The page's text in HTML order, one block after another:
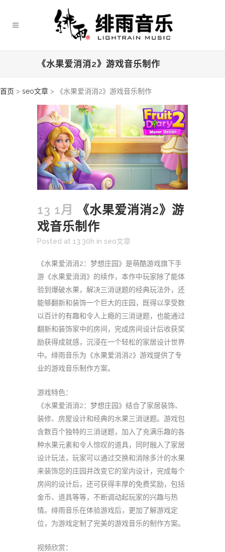
《水果爱消消2》游戏音乐制作
首页 > seo文章 > 《水果爱消消2》游戏音乐制作
13 1月
《水果爱消消2》游
戏音乐制作
Posted at 13:30h in seo文章
《水果爱消消2：梦想庄园》是萌酷游戏旗下手
游《水果爱消消》的续作，本作中玩家除了能体
验到爆破水果，解决三消谜题的经典玩法外，还
能够翻新和装饰一个巨大的庄园，既得以享受数
以百计的有趣和令人上瘾的三消谜题，也能通过
翻新和装饰家中的房间，完成房间设计后收获奖
励获得成就感，沉浸在一个轻松的家居设计世界
中。绯雨音乐为《水果爱消消2》游戏提供了专
业的游戏音乐制作方案。
游戏特色：
《水果爱消消2：梦想庄园》结合了家居装饰、
装修、房屋设计和经典的水果三消谜题。游戏包
含数百个独特的三消谜题，加入了充满乐趣的各
种水果元素和令人惊叹的道具，同时融入了家居
设计玩法，玩家可以通过交换和消除多汁的水果
来装饰您的庄园并改变它的室内设计，完成每个
房间的设计后，还可获得丰厚的免费奖励，包括
金币、道具等等，不断调动起玩家的兴趣与热
情。绯雨音乐在体验游戏后，更加了解游戏定
位，为游戏定制了完美的游戏音乐的制作方案。
视频欣赏：